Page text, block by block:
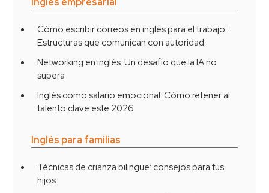
Cómo escribir correos en inglés para el trabajo:
Estructuras que comunican con autoridad
Networking en inglés: Un desafío que la IA no
supera
Inglés como salario emocional: Cómo retener al
talento clave este 2026
Inglés para familias
Técnicas de crianza bilingüe: consejos para tus
hijos